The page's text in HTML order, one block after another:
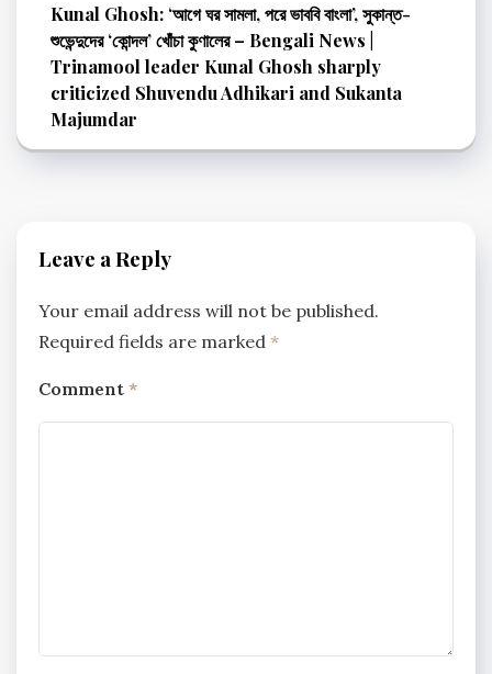
Kunal Ghosh: ‘আগে ঘর সামলা, পরে ভাববি বাংলা’, সুকান্ত-
শুভেন্দুদের ‘কোন্দল’ খোঁচা কুণালের – Bengali News |
Trinamool leader Kunal Ghosh sharply
criticized Shuvendu Adhikari and Sukanta
Majumdar
Leave a Reply
Your email address will not be published.
Required fields are marked *
Comment *